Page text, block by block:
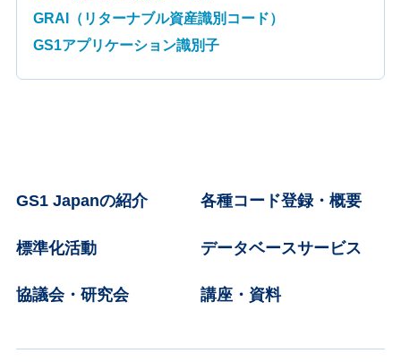
GRAI（リターナブル資産識別コード）
GS1アプリケーション識別子
GS1 Japanの紹介 各種コード登録・概要
標準化活動 データベースサービス
協議会・研究会 講座・資料